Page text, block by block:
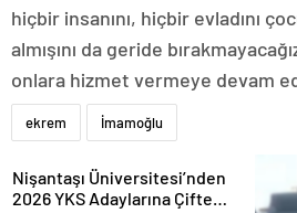
hiçbir insanını, hiçbir evladını
almışını da geride
onlara hizmet vermeye devam
ekrem İmamoğlu
Nişantaşı Üniversitesi’nden
2026 YKS Adaylarına Çifte